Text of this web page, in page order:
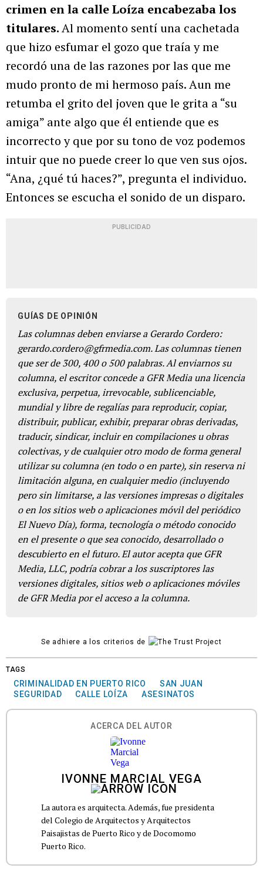
crimen en la calle Loíza encabezaba los
titulares.Al momento sentí una cachetada
que hizo esfumar el gozo que traía y me
recordó una de las razones por las que me
mudo pronto de mi hermoso país. Aun me
retumba el grito del joven que le grita a “su
amiga” ante algo que él entiende que es
incorrecto y que por su tono de voz podemos
intuir que no puede creer lo que ven sus ojos.
“Ana, ¿qué tú haces?”, pregunta el individuo.
Entonces se escucha el sonido de un disparo.
PUBLICIDAD
GUÍAS DE OPINIÓN
Las columnas deben enviarse a Gerardo Cordero:
gerardo.cordero@gfrmedia.com. Las columnas tienen
que ser de 300, 400 o 500 palabras. Al enviarnos su
columna, el escritor concede a GFR Media una licencia
exclusiva, perpetua, irrevocable, sublicenciable,
mundial y libre de regalías para reproducir, copiar,
distribuir, publicar, exhibir, preparar obras derivadas,
traducir, sindicar, incluir en compilaciones u obras
colectivas, y de cualquier otro modo de forma general
utilizar su columna (en todo o en parte), sin reserva ni
limitación alguna, en cualquier medio (incluyendo
pero sin limitarse, a las versiones impresas o digitales
o en los sitios web o aplicaciones móvil del periódico
El Nuevo Día), forma, tecnología o método conocido
en el presente o que sea conocido, desarrollado o
descubierto en el futuro. El autor acepta que GFR
Media, LLC, podría cobrar a los suscriptores las
versiones digitales, sitios web o aplicaciones móviles
de GFR Media por el acceso a la columna.
Se adhiere a los criterios de
TAGS
CRIMINALIDAD EN PUERTO RICO
SAN JUAN
SEGURIDAD
CALLE LOÍZA ASESINATOS
ACERCA DEL AUTOR
IVONNE MARCIAL VEGA
La autora es arquitecta. Además, fue presidenta
del Colegio de Arquitectos y Arquitectos
Paisajistas de Puerto Rico y de Docomomo
Puerto Rico.